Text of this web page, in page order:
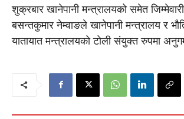
शुक्रबार खानेपानी मन्त्रालयको समेत
बसन्तकुमार नेम्वाङले खानेपानी मन्त्रालय र
यातायात मन्त्रालयको टोली संयुक्त रुपमा